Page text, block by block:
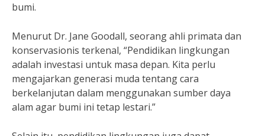
bumi.
Menurut Dr. Jane Goodall, seorang ahli primata dan
konservasionis terkenal, “Pendidikan lingkungan
adalah investasi untuk masa depan. Kita perlu
mengajarkan generasi muda tentang cara
berkelanjutan dalam menggunakan sumber daya
alam agar bumi ini tetap lestari.”